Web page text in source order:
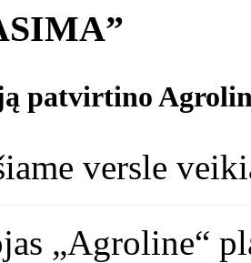
patvirtino
versle
„Agroline“